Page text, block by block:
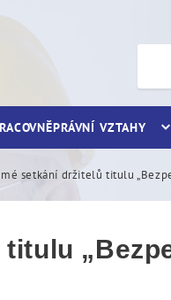
VZTAHY
setkání držitelů titulu